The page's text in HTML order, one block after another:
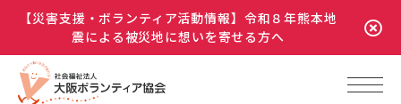
【災害支援・ボランティア活動情報】令和８年熊本地
震による被災地に想いを寄せる方へ